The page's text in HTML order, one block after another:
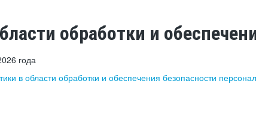
обработки и
года
в области обработки и обеспечения безопасности